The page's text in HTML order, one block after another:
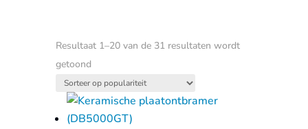
Resultaat 1–20 van de 31 resultaten wordt
getoondGesorteerd
op
populariteit